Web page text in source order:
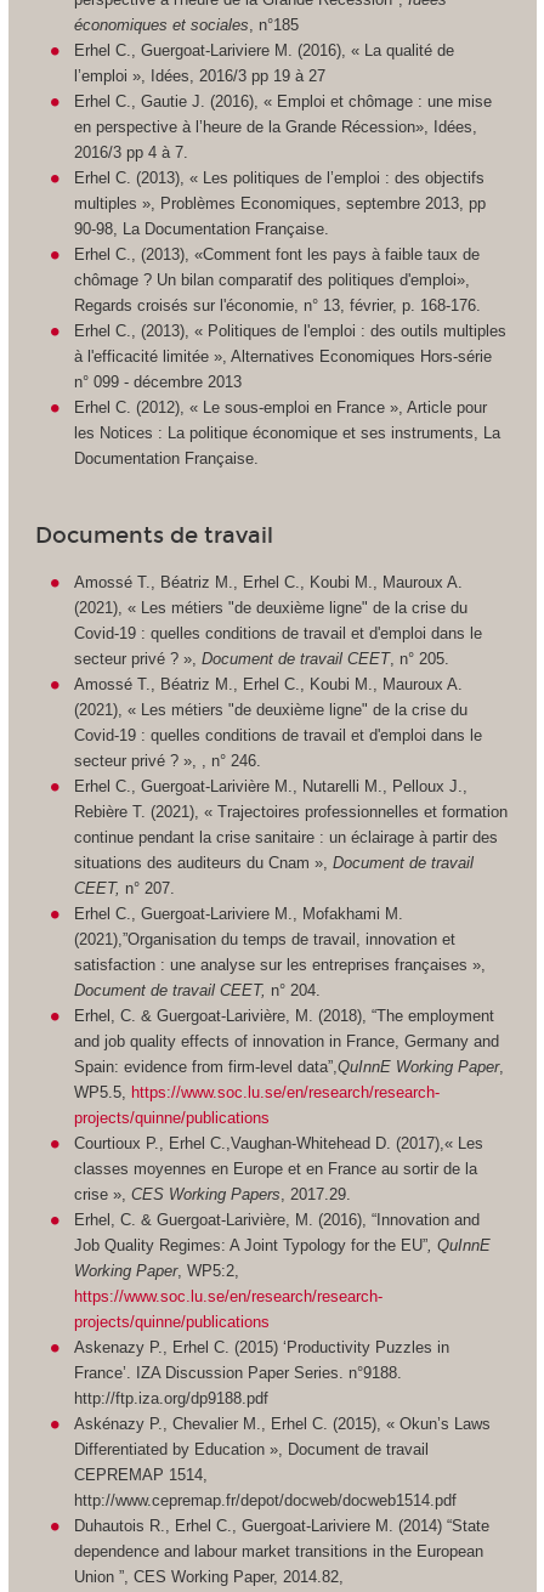
économiques et sociales , n°185
Erhel C., Guergoat-Lariviere M. (2016), « La qualité de
l’emploi », Idées, 2016/3 pp 19 à 27
Erhel C., Gautie J. (2016), « Emploi et chômage : une mise
en perspective à l’heure de la Grande Récession», Idées,
2016/3 pp 4 à 7.
Erhel C. (2013), « Les politiques de l’emploi : des objectifs
multiples », Problèmes Economiques, septembre 2013, pp
90-98, La Documentation Française.
Erhel C., (2013), «Comment font les pays à faible taux de
chômage ? Un bilan comparatif des politiques d'emploi»,
Regards croisés sur l'économie, n° 13, février, p. 168-176.
Erhel C., (2013), « Politiques de l'emploi : des outils multiples
à l'efficacité limitée », Alternatives Economiques Hors-série
n° 099 - décembre 2013
Erhel C. (2012), « Le sous-emploi en France », Article pour
les Notices : La politique économique et ses instruments, La
Documentation Française.
Documents de travail
Amossé T., Béatriz M., Erhel C., Koubi M., Mauroux A.
(2021), « Les métiers "de deuxième ligne" de la crise du
Covid-19 : quelles conditions de travail et d'emploi dans le
secteur privé ? »,Document de travail CEET, n° 205.
Amossé T., Béatriz M., Erhel C., Koubi M., Mauroux A.
(2021), « Les métiers "de deuxième ligne" de la crise du
Covid-19 : quelles conditions de travail et d'emploi dans le
secteur privé ? », , n° 246.
Erhel C., Guergoat-Larivière M., Nutarelli M., Pelloux J.,
Rebière T. (2021), « Trajectoires professionnelles et formation
continue pendant la crise sanitaire : un éclairage à partir des
situations des auditeurs du Cnam »,Document de travail
CEET, n° 207.
Erhel C., Guergoat-Lariviere M., Mofakhami M.
(2021),”Organisation du temps de travail, innovation et
satisfaction : une analyse sur les entreprises françaises »,
Document de travail CEET, n° 204.
Erhel, C. & Guergoat-Larivière, M. (2018), “The employment
and job quality effects of innovation in France, Germany and
Spain: evidence from firm-level data”,QuInnE Working Paper,
WP5.5, https://www.soc.lu.se/en/research/research-
projects/quinne/publications
Courtioux P., Erhel C.,Vaughan-Whitehead D. (2017),« Les
classes moyennes en Europe et en France au sortir de la
crise »,CES Working Papers, 2017.29.
Erhel, C. & Guergoat-Larivière, M. (2016), “Innovation and
Job Quality Regimes: A Joint Typology for the EU”, QuInnE
Working Paper, WP5:2,
https://www.soc.lu.se/en/research/research-
projects/quinne/publications
Askenazy P., Erhel C. (2015) ‘Productivity Puzzles in
France’. IZA Discussion Paper Series. n°9188.
http://ftp.iza.org/dp9188.pdf
Askénazy P., Chevalier M., Erhel C. (2015), « Okun’s Laws
Differentiated by Education », Document de travail
CEPREMAP 1514,
http://www.cepremap.fr/depot/docweb/docweb1514.pdf
Duhautois R., Erhel C., Guergoat-Lariviere M. (2014) “State
dependence and labour market transitions in the European
Union ”, CES Working Paper, 2014.82,